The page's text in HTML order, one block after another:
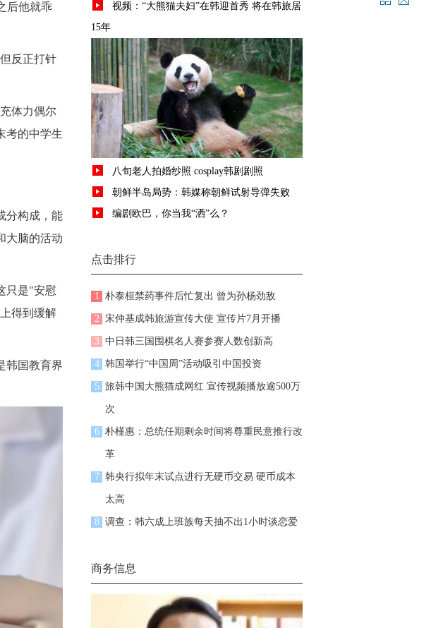
视频：“大熊猫夫妇”在韩迎首秀 将在韩旅居
15年
八旬老人拍婚纱照 cosplay韩剧剧照
朝鲜半岛局势：韩媒称朝鲜试射导弹失败
编剧欧巴，你当我“洒”么？
点击排行
1 朴泰桓禁药事件后忙复出 曾为孙杨劲敌
2 宋仲基成韩旅游宣传大使 宣传片7月开播
3 中日韩三国围棋名人赛参赛人数创新高
4 韩国举行“中国周”活动吸引中国投资
5 旅韩中国大熊猫成网红 宣传视频播放逾500万
次
6 朴槿惠：总统任期剩余时间将尊重民意推行改
革
7 韩央行拟年末试点进行无硬币交易 硬币成本
太高
8 调查：韩六成上班族每天抽不出1小时谈恋爱
商务信息
后他就乖
反正打针
体力偶尔
考的中学生
分构成，能
大脑的活动
只是"安慰
得到缓解
韩国教育界